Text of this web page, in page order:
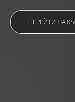
ПЕРЕЙТИ НА